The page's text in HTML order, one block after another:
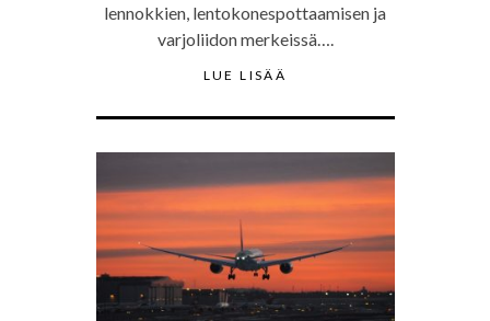
lennokkien, lentokonespottaamisen ja
varjoliidon merkeissä….
LUE LISÄÄ